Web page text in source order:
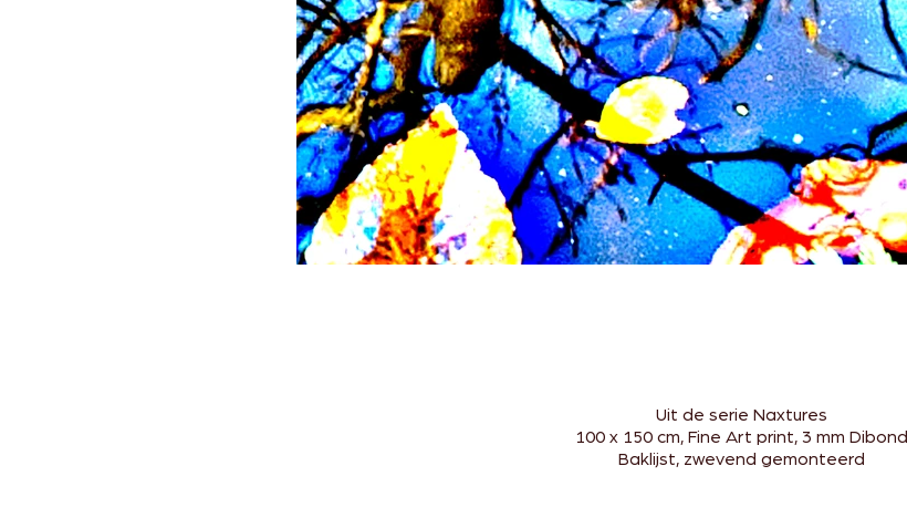
Uit de serie Naxtures
100 x 150 cm, Fine Art print, 3 mm Dibond
Baklijst, zwevend gemonteerd